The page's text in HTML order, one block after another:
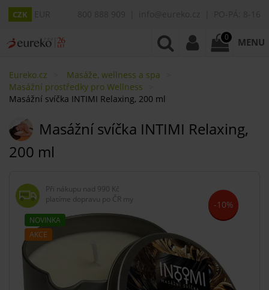
CZK
0 MENU
Eureko.cz
Masáže, wellness a spa
Masážní prostředky pro Wellness
Masážní svíčka INTIMI Relaxing, 200 ml
Masážní svíčka INTIMI Relaxing,
200 ml
Při nákupu nad 990 Kč
platíme dopravu po ČR my
NOVINKA
AKCE
-10%